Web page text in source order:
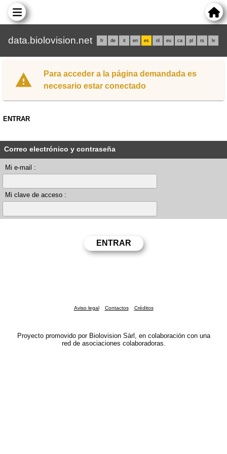
data.biolovision.net fr de it en es nl eu ca pl rs lv
Para acceder a la página demandada es
necesario estar conectado
ENTRAR
Correo electrónico y contraseña
Mi e-mail :
Mi clave de acceso :
Aviso legal Contactos Créditos
Proyecto promovido por Biolovision Sàrl, en colaboración con una
red de asociaciones colaboradoras.